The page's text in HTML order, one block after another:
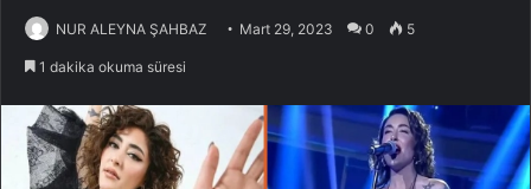
NUR ALEYNA ŞAHBAZ Mart 29, 2023 0 5
1 dakika okuma süresi